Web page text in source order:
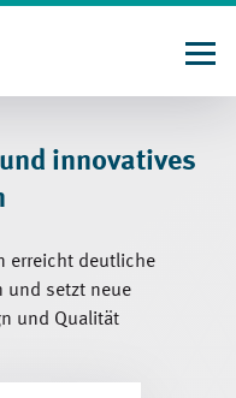
innovatives
erreicht deutliche
und setzt neue
und Qualität